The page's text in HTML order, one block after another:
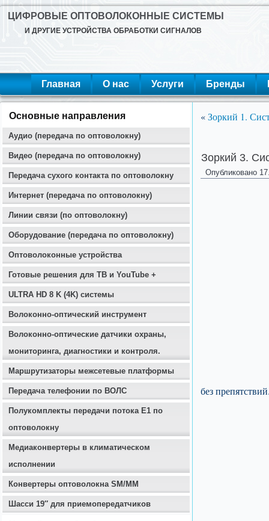
ЦИФРОВЫЕ ОПТОВОЛОКОННЫЕ СИСТЕМЫ
И ДРУГИЕ УСТРОЙСТВА ОБРАБОТКИ СИГНАЛОВ
Главная О нас Услуги Бренды
Основные направления
Аудио (передача по оптоволокну)
Видео (передача по оптоволокну)
Передача сухого контакта по оптоволокну
Интернет (передача по оптоволокну)
Линии связи (по оптоволокну)
Оборудование (передача по оптоволокну)
Оптоволоконные устройства
Готовые решения для ТВ и YouTube +
ULTRA HD 8 K (4K) системы
Волоконно-оптический инструмент
Волоконно-оптические датчики охраны,
мониторинга, диагностики и контроля.
Маршрутизаторы межсетевые платформы
Передача телефонии по ВОЛС
Полукомплекты передачи потока E1 по
оптоволокну
Медиаконвертеры в климатическом
исполнении
Конвертеры оптоволокна SM/MM
Шасси 19″ для приемопередатчиков
«Зоркий 1.
Зоркий 3.
Опубликовано
без